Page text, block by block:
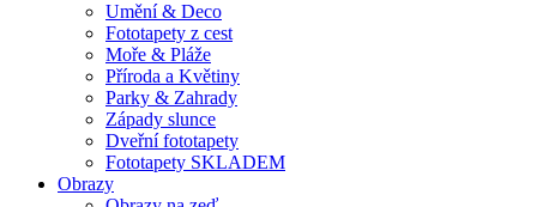
Umění & Deco
Fototapety z cest
Moře & Pláže
Příroda a Květiny
Parky & Zahrady
Západy slunce
Dveřní fototapety
Fototapety SKLADEM
Obrazy